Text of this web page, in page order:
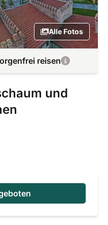
Alle Fotos
reisen
und